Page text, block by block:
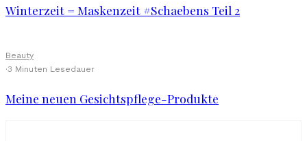
Winterzeit = Maskenzeit #Schaebens Teil 2
Beauty
·3 Minuten Lesedauer
Meine neuen Gesichtspflege-Produkte